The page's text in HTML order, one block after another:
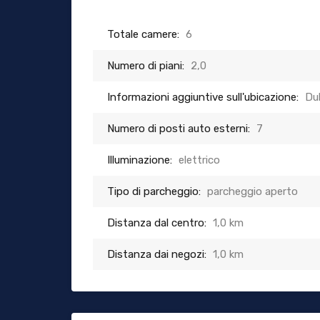
Totale camere: 6
Numero di piani: 2,0
Informazioni aggiuntive sull'ubicazione:
Numero di posti auto esterni: 7
Illuminazione: elettrico
Tipo di parcheggio: parcheggio aperto
Distanza dal centro: 1,0 km
Distanza dai negozi: 1,0 km